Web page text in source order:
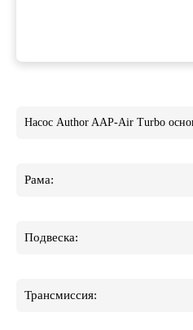
Насос Author AAP-Air Turbo
Рама:
Подвеска:
Трансмиссия: